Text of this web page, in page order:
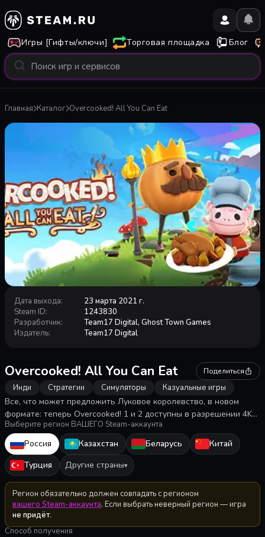
Игры [Гифты/ключи] Торговая площадка Блог
Главная Каталог Overcooked! All You Can Eat
Дата выхода:
23 марта 2021 г.
Steam ID:
1243830
Разработчик:
Team17 Digital, Ghost Town Games
Издатель: Team17 Digital
Overcooked! All You Can Eat Поделиться
Инди Стратегии Симуляторы Казуальные игры
Все, что может предложить Луковое королевство, в новом
формате: теперь Overcooked! 1 и 2 доступны в разрешении 4K
при 60 FPS. В этой переосмысленной версии вас ждут более
200 уровней (включая 22 новых) и более 80 шефов (включая 3
новых). Это та самая Overcooked!, доведенная до полной
готовности.
Выберите регион ВАШЕГО Steam-аккаунта
Россия Казахстан Беларусь
Китай
Турция
Другие страны▾
Регион обязательно должен совпадать с регионом
вашего Steam-аккаунта. Если выбрать неверный регион — игра
не придёт.
Способ получения